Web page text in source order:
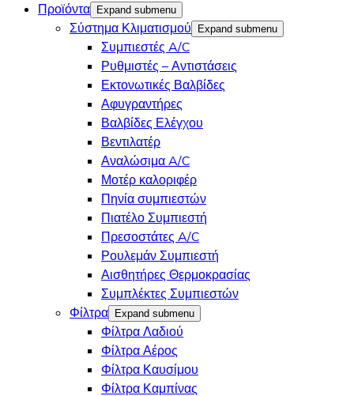
Προϊόντα
Expand submenu
Σύστημα Κλιματισμού Expand submenu
Συμπιεστές A/C
Ρυθμιστές – Αντιστάσεις
Εκτονωτικές Βαλβίδες
Αφυγραντήρες
Βαλβίδες Ελέγχου
Βεντιλατέρ
Αναλώσιμα A/C
Μοτέρ καλοριφέρ
Πηνία συμπιεστών
Πιατέλο Συμπιεστή
Πρεσοστάτες A/C
Ρουλεμάν Συμπιεστή
Αισθητήρες Θερμοκρασίας
Συμπλέκτες Συμπιεστών
Φίλτρα
Expand submenu
Φίλτρα Λαδιού
Φίλτρα Αέρος
Φίλτρα Καυσίμου
Φίλτρα Καμπίνας